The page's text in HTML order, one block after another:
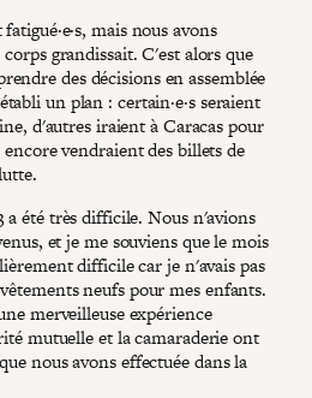
mais nous avons
grandissait. C'est alors que
des décisions en assemblée
un plan : certain·e·s seraient
d'autres iraient à Caracas pour
vendraient des billets de
a été très difficile. Nous n'avions
et je me souviens que le mois
difficile car je n'avais pas
neufs pour mes enfants.
merveilleuse expérience
mutuelle et la camaraderie ont
nous avons effectuée dans la